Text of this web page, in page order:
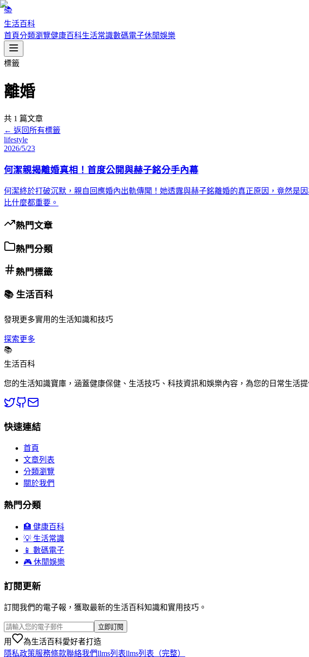
📚
生活百科
首頁分類瀏覽健康百科生活常識數碼電子休閒娛樂
標籤
離婚
共 1 篇文章
← 返回所有標籤
lifestyle
2026/5/23
何潔親揭離婚真相！首度公開與赫子銘分手內幕
何潔終於打破沉默，親自回應婚內出軌傳聞！她透露與赫子銘離婚的真正原因，竟然是
比什麼都重要。
熱門文章
熱門分類
熱門標籤
📚 生活百科
發現更多實用的生活知識和技巧
探索更多
📚
生活百科
您的生活知識寶庫，涵蓋健康保健、生活技巧、科技資訊和娛樂內容，為您的日常生活
快速連結
首頁
文章列表
分類瀏覽
關於我們
熱門分類
🏥 健康百科
💡 生活常識
📱 數碼電子
🎮 休閒娛樂
訂閱更新
訂閱我們的電子報，獲取最新的生活百科知識和實用技巧。
立即訂閱
用
為生活百科愛好者打造
隱私政策服務條款聯絡我們llms列表llms列表（完整）